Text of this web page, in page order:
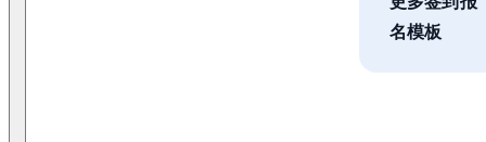
名模板